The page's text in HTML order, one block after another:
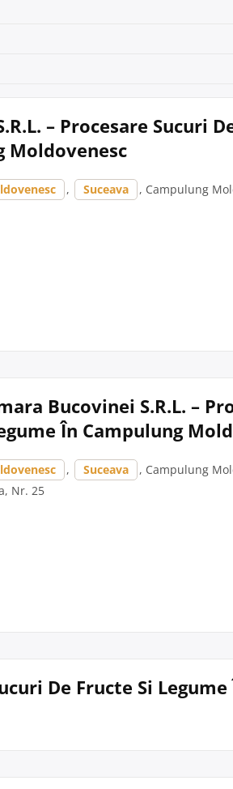
– Procesare Sucuri
Moldovenesc
, Suceava
, Campulung
Bucovinei S.R.L. –
În Campulung
, Suceava
, Campulung
Nr. 25
De Fructe Si